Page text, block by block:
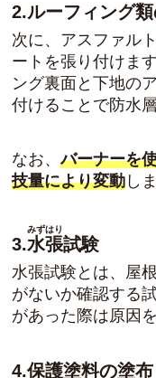
2.ルーフィング
次に、アスファル
ートを張り付けま
ング裏面と下地の
付けることで防水
なお、バーナーを
技量により変動 し
3.水張
みずはり
試験
水張試験とは、 屋
がないか確認する
があった際は原因
4.保護塗料の塗布